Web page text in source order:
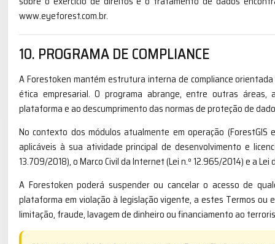
www.eyeforest.com.br.
10. PROGRAMA DE COMPLIANCE
A Forestoken mantém estrutura interna de compliance
ética empresarial. O programa abrange, entre outras
plataforma e ao descumprimento das normas de proteção de
No contexto dos módulos atualmente em operação
aplicáveis à sua atividade principal de desenvolvimento e
13.709/2018), o Marco Civil da Internet (Lei n.º 12.965/2014) e a
A Forestoken poderá suspender ou cancelar o acesso de
plataforma em violação à legislação vigente, a estes Termos ou
limitação, fraude, lavagem de dinheiro ou financiamento ao